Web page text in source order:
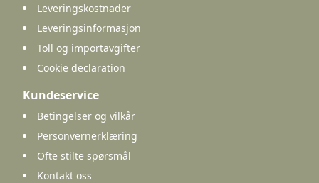
Leveringskostnader
Leveringsinformasjon
Toll og importavgifter
Cookie declaration
Kundeservice
Betingelser og vilkår
Personvernerklæring
Ofte stilte spørsmål
Kontakt oss